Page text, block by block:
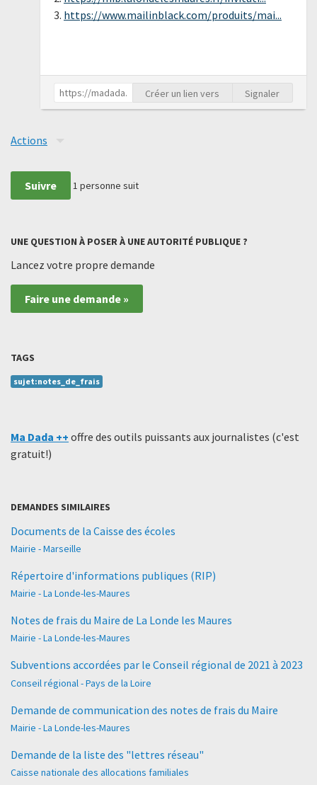
3. https://www.mailinblack.com/produits/mai...
Créer un lien vers Signaler
Actions
Suivre 1 personne suit
UNE QUESTION À POSER À UNE AUTORITÉ PUBLIQUE ?
Lancez votre propre demande
Faire une demande »
TAGS
sujet:notes_de_frais
Ma Dada ++ offre des outils puissants aux journalistes (c'est
gratuit!)
DEMANDES SIMILAIRES
Documents de la Caisse des écoles
Mairie - Marseille
Répertoire d'informations publiques (RIP)
Mairie - La Londe-les-Maures
Notes de frais du Maire de La Londe les Maures
Mairie - La Londe-les-Maures
Subventions accordées par le Conseil régional de 2021 à 2023
Conseil régional - Pays de la Loire
Demande de communication des notes de frais du Maire
Mairie - La Londe-les-Maures
Demande de la liste des "lettres réseau"
Caisse nationale des allocations familiales